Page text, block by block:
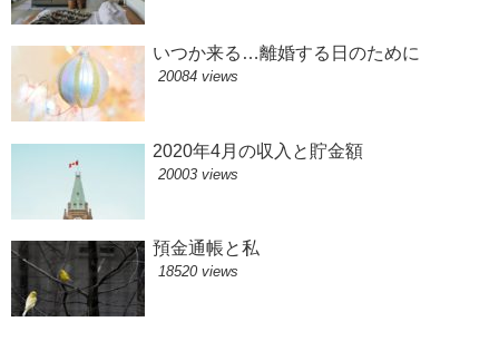
いつか来る…離婚する日のために
20084 views
2020年4月の収入と貯金額
20003 views
預金通帳と私
18520 views